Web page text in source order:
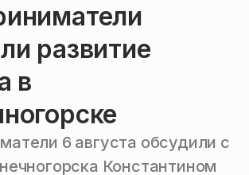
развитие
в
6 августа обсудили с
Константином